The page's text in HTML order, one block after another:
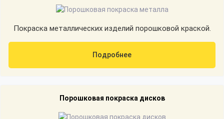
Покраска металлических изделий порошковой краской.
Подробнее
Порошковая покраска дисков